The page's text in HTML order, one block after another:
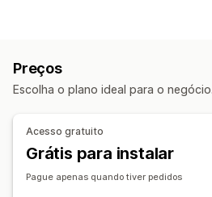
Produtos
Impressão total Itens de vestuário
Opções de frete
Frete em lote Processamento de
Acompanhamento de pedido
Locais para aquisição de produtos
Preços
Escolha o plano ideal para o negócio.
Acesso gratuito
Grátis para instalar
Pague apenas quando tiver pedidos